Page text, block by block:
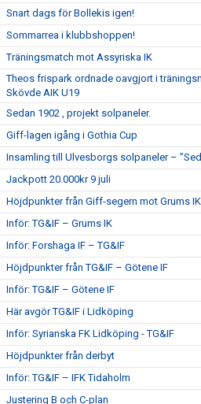
Snart dags för Bollekis igen!
Sommarrea i klubbshoppen!
Träningsmatch mot Assyriska IK
Theos frispark ordnade oavgjort i
Skövde AIK U19
Sedan 1902 , projekt solpaneler.
Giff-lagen igång i Gothia Cup
Insamling till Ulvesborgs solpaneler –
Jackpott 20.000kr 9 juli
Höjdpunkter från Giff-segern mot Grums IK
Inför: TG&IF – Grums IK
Inför: Forshaga IF – TG&IF
Höjdpunkter från TG&IF – Götene IF
Inför: TG&IF – Götene IF
Här avgör TG&IF i Lidköping
Inför: Syrianska FK Lidköping - TG&IF
Höjdpunkter från derbyt
Inför: TG&IF – IFK Tidaholm
Justering B och C-plan